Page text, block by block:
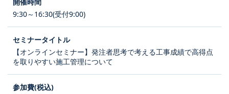
9:30～16:30(受付9:00)
【オンラインセミナー】発注者思考で考える工事成績で高得点
を取りやすい施工管理について